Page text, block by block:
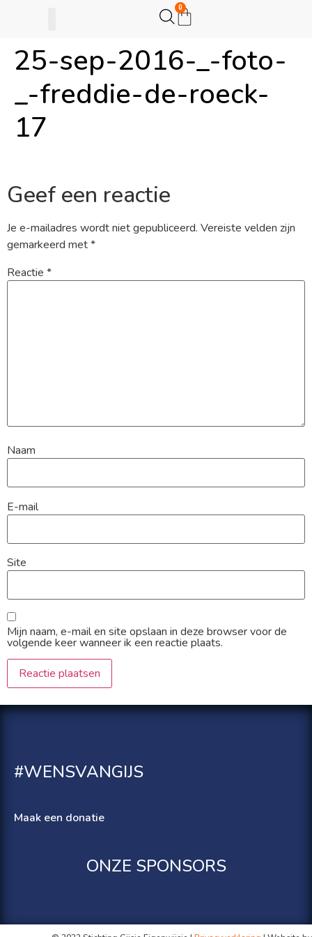
0
25-sep-2016-_-foto-
_-freddie-de-roeck-
17
Geef een reactie
Je e-mailadres wordt niet gepubliceerd. Vereiste velden zijn
gemarkeerd met*
Reactie *
Naam
E-mail
Site
Mijn naam, e-mail en site opslaan in deze browser voor de
volgende keer wanneer ik een reactie plaats.
#WENSVANGIJS
Maak een donatie
ONZE SPONSORS